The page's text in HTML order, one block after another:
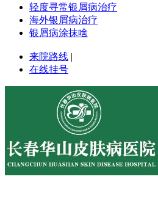
轻度寻常银屑病治疗
海外银屑病治疗
银屑病涂抹啥
来院路线 |
在线挂号